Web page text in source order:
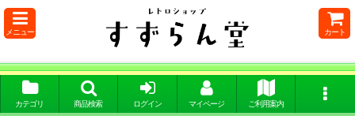
メニュー カート
カテゴリ 商品検索 ログイン マイページ ご利用案内